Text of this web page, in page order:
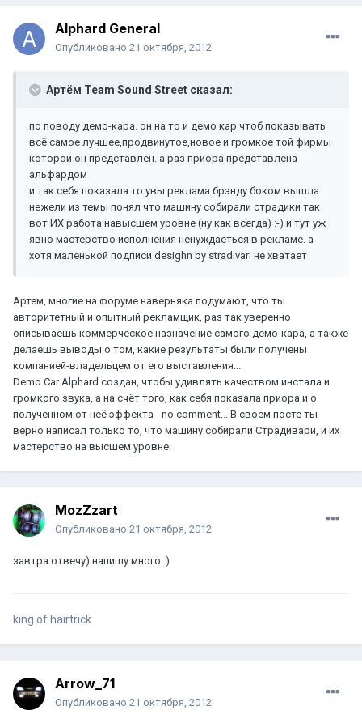
Alphard General
Опубликовано 21 октября, 2012
Артём Team Sound Street сказал:
по поводу демо-кара. он на то и демо кар чтоб показывать
всё самое лучшее,продвинутое,новое и громкое той фирмы
которой он представлен. а раз приора представлена
альфардом
и так себя показала то увы реклама брэнду боком вышла
нежели из темы понял что машину собирали страдики так
вот ИХ работа навысшем уровне (ну как всегда) :-) и тут уж
явно мастерство исполнения ненуждаеться в рекламе. а
хотя маленькой подписи desighn by stradivari не хватает
Артем, многие на форуме наверняка подумают, что ты
авторитетный и опытный рекламщик, раз так уверенно
описываешь коммерческое назначение самого демо-кара, а также
делаешь выводы о том, какие результаты были получены
компанией-владельцем от его выставления...
Demo Car Alphard создан, чтобы удивлять качеством инстала и
громкого звука, а на счёт того, как себя показала приора и о
полученном от неё эффекта - no comment... В своем посте ты
верно написал только то, что машину собирали Страдивари, и их
мастерство на высшем уровне.
MozZzart
Опубликовано 21 октября, 2012
завтра отвечу) напишу много..)
king of hairtrick
Arrow_71
Опубликовано 21 октября, 2012